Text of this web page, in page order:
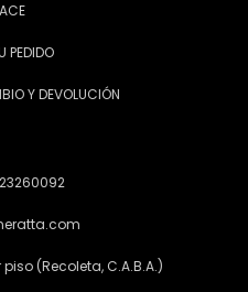
PEDIDO
Y DEVOLUCIÓN
(Recoleta, C.A.B.A.)